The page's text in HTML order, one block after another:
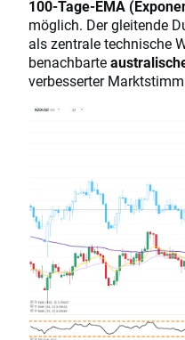
100-Tage-EMA
möglich. Der gleitende
als zentrale technische
benachbarte
verbesserter